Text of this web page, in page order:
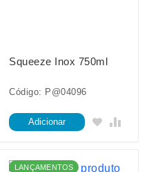
Squeeze Inox 750ml
Código: P@04096
Adicionar
LANÇAMENTOS